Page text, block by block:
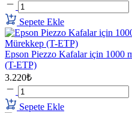
Sepete Ekle
Epson Piezzo Kafalar için
(T-ETP)
3.220₺
Sepete Ekle